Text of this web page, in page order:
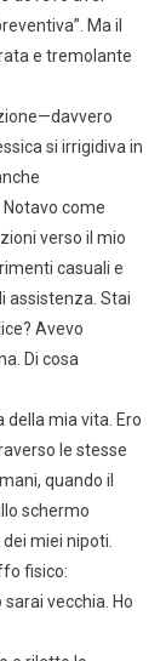
Ma il
e tremolante
si irrigidiva in
come
verso il mio
casuali e
assistenza. Stai
Avevo
Di cosa
mia vita. Ero
le stesse
quando il
schermo
miei nipoti.
fisico:
vecchia. Ho